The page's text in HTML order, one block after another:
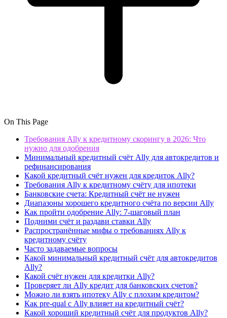
On This Page
Требования Ally к кредитному скорингу в 2026: Что
нужно для одобрения
Минимальный кредитный счёт Ally для автокредитов и
рефинансирования
Какой кредитный счёт нужен для кредиток Ally?
Требования Ally к кредитному счёту для ипотеки
Банковские счета: Кредитный счёт не нужен
Диапазоны хорошего кредитного счёта по версии Ally
Как пройти одобрение Ally: 7-шаговый план
Подними счёт и раздави ставки Ally
Распространённые мифы о требованиях Ally к
кредитному счёту
Часто задаваемые вопросы
Какой минимальный кредитный счёт для автокредитов
Ally?
Какой счёт нужен для кредитки Ally?
Проверяет ли Ally кредит для банковских счетов?
Можно ли взять ипотеку Ally с плохим кредитом?
Как pre-qual с Ally влияет на кредитный счёт?
Какой хороший кредитный счёт для продуктов Ally?